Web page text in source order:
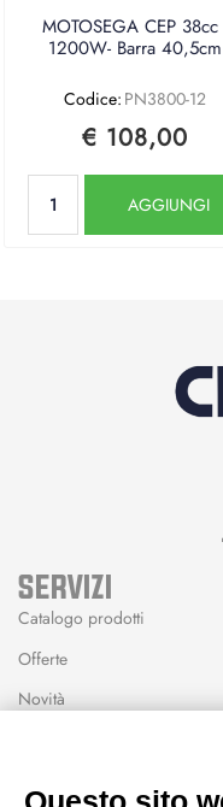
MOTOSEGA CEP 38cc
1200W- Barra 40,5cm
Codice: PN3800-12
€ 108,00
AGGIUNGI
SERVIZI
Catalogo prodotti
Offerte
Novità